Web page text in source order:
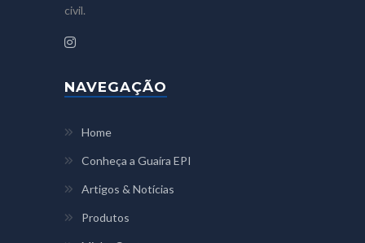
civil.
NAVEGAÇÃO
Home
Conheça a Guaíra EPI
Artigos & Notícias
Produtos